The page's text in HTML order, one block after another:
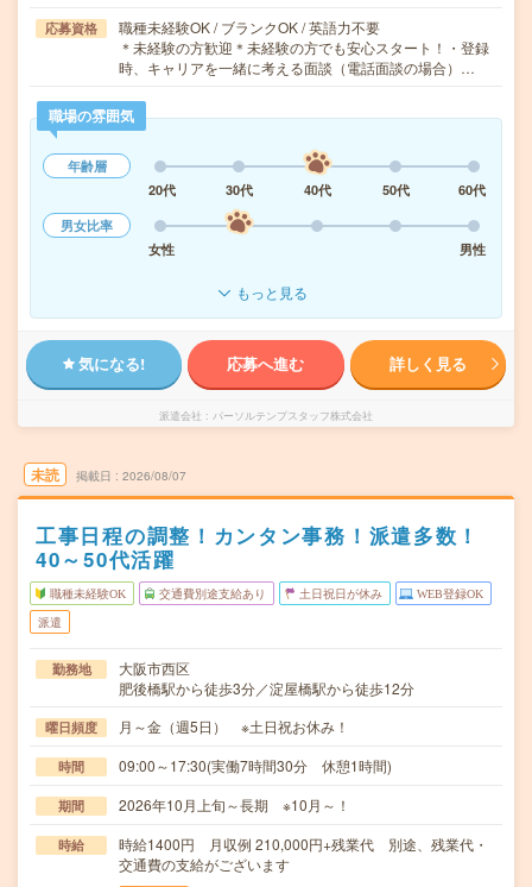
応募資格
職種未経験OK / ブランクOK / 英語力不要
＊未経験の方歓迎＊未経験の方でも安心スタート！・登録
時、キャリアを一緒に考える面談（電話面談の場合）…
職場の雰囲気
年齢層
20代
30代 40代 50代
60代
男女比率
女性
男性
もっと見る
気になる! 応募へ進む 詳しく見る
派遣会社 パーソルテンプスタッフ株式会社
未読 掲載日 2026/08/07
工事日程の調整！カンタン事務！派遣多数！
40～50代活躍
職種未経験OK 交通費別途支給あり 土日祝日が休み WEB登録OK
派遣
勤務地
大阪市西区
肥後橋駅から徒歩3分／淀屋橋駅から徒歩12分
曜日頻度 月～金（週5日） ※土日祝お休み！
時間 09:00～17:30(実働7時間30分 休憩1時間)
期間 2026年10月上旬～長期 ※10月～！
時給
時給1400円 月収例 210,000円+残業代 別途、残業代・
交通費の支給がございます